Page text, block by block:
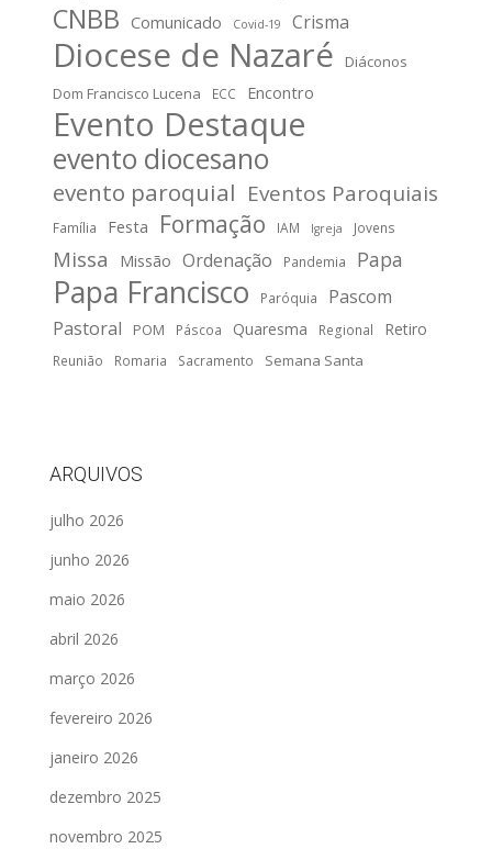
CNBB Comunicado Covid-19 Crisma
Diocese de Nazaré
Diáconos
Dom Francisco Lucena
ECC Encontro
Evento Destaque
evento diocesano
evento paroquial Eventos Paroquiais
Família Festa Formação IAM Igreja Jovens
Missa Missão Ordenação Pandemia Papa
Papa Francisco Paróquia
Pascom
Pastoral
POM Páscoa Quaresma Regional Retiro
Reunião Romaria Sacramento Semana Santa
ARQUIVOS
julho 2026
junho 2026
maio 2026
abril 2026
março 2026
fevereiro 2026
janeiro 2026
dezembro 2025
novembro 2025